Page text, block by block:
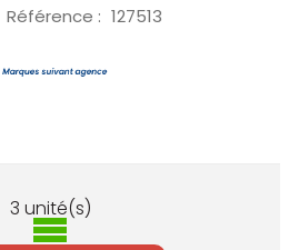
Référence : 127513
3 unité(s)